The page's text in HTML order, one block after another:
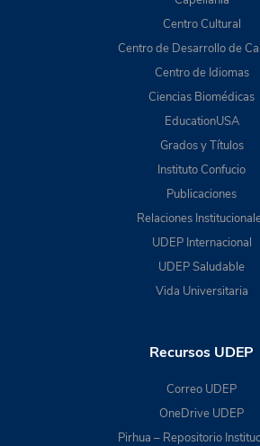
Centro Cultural
Centro de Desarrollo de
Centro de Idiomas
Ciencias Biomédicas
EducationUSA
Grados y Títulos
Instituto Confucio
Publicaciones
Relaciones
UDEP Internacional
UDEP Saludable
Vida Universitaria
Recursos UDEP
Correo UDEP
OneDrive UDEP
Pirhua – Repositorio